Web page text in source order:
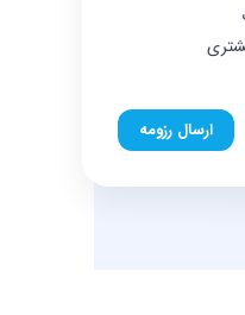
ارسال رزومه